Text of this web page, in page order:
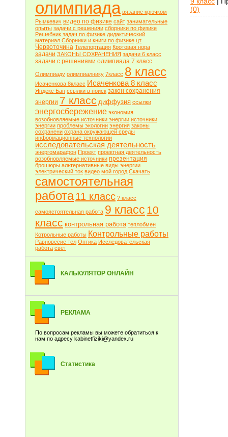
олимпиада вязание крючком
Рымкевич видео по физике сайт занимательные
опыты задачи с решенияи сборники по физике
Решебник задач по физике дидактический
материал Сборники и книги по физике цт
Червоточина Телепортация Кротовая нора
задачи ЗАКОНЫ СОХРАНЕНИЯ задачи 6 класс
задачи с решениями олимпиада 7 класс
Олимпиаду олимпиалнику 7класс 8 класс
Исаченкова 8класс Исаченкова 8 класс
Яндекс Бан ссылки в поиск закон сохранения
энергии 7 класс диффузия ссылки
энергосбережение экономия
возобновляемые источники энергии источники
энергии проблемы экологии энергия законы
сохранени охрана окружающей среды
информационные технологии
исследовательская деятельность
энергомарафон Проект проектная деятельность
возобновляемые источники презентация
брошюры альтернативные виды энергии
электрический ток видео мой город Скачать
самостоятельная
работа11 класс ? класс
самоястоятельная работа 9 класс 10
класс контрольная работа теплобмен
Котрольные работы Контрольные работы
Равновесие тел Оптика Исследовательская
работа свет
КАЛЬКУЛЯТОР ОНЛАЙН
РЕКЛАМА
По вопросам рекламы вы можете обратиться к
нам по адресу kabinetfiziki@yandex.ru
Статистика
(0)